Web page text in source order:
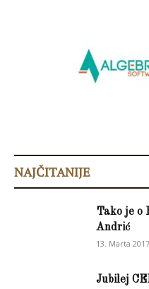
NAJČITANIJE
Tako je o
Andrić
13. Marta
Jubilej